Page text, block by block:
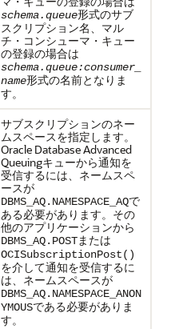
schema.queue形式のサブ
スクリプション名、マル
チ・コンシューマ・キュー
の登録の場合は
schema.queue:consumer_
name形式の名前となりま
す。
サブスクリプションのネー
ムスペースを指定します。
Oracle Database Advanced
Queuingキューから通知を
受信するには、ネームスペ
ースが
DBMS_AQ.NAMESPACE_AQで
ある必要があります。その
他のアプリケーションから
DBMS_AQ.POSTまたは
OCISubscriptionPost()
を介して通知を受信するに
は、ネームスペースが
DBMS_AQ.NAMESPACE_ANON
YMOUSである必要がありま
す。